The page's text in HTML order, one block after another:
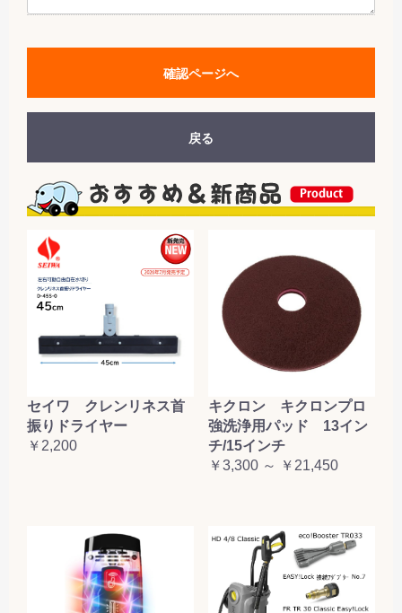
確認ページへ
戻る
セイワ クレンリネス首
振りドライヤー
￥2,200
キクロン キクロンプロ
強洗浄用パッド 13イン
チ/15インチ
￥3,300 ～ ￥21,450